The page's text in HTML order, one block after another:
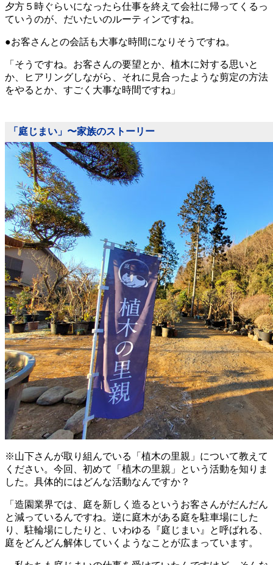
夕方５時ぐらいになったら仕事を終えて会社に帰ってくるっ
ていうのが、だいたいのルーティンですね。
●お客さんとの会話も大事な時間になりそうですね。
「そうですね。お客さんの要望とか、植木に対する思いと
か、ヒアリングしながら、それに見合ったような剪定の方法
をやるとか、すごく大事な時間ですね」
「庭じまい」〜家族のストーリー
※山下さんが取り組んでいる「植木の里親」について教えて
ください。今回、初めて「植木の里親」という活動を知りま
した。具体的にはどんな活動なんですか？
「造園業界では、庭を新しく造るというお客さんがだんだん
と減っているんですね。逆に庭木がある庭を駐車場にした
り、駐輪場にしたりと、いわゆる『庭じまい』と呼ばれる、
庭をどんどん解体していくようなことが広まっています。